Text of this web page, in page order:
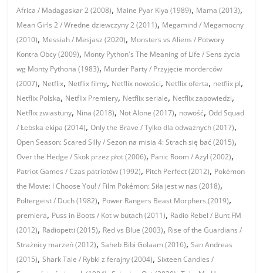
Africa / Madagaskar 2 (2008), Maine Pyar Kiya (1989), Mama (2013),
Mean Girls 2 / Wredne dziewczyny 2 (2011), Megamind / Megamocny
(2010), Messiah / Mesjasz (2020), Monsters vs Aliens / Potwory
Kontra Obcy (2009), Monty Python's The Meaning of Life / Sens życia
wg Monty Pythona (1983), Murder Party / Przyjęcie morderców
(2007), Netflix, Netflix filmy, Netflix nowości, Netflix oferta, netflix pl,
Netflix Polska, Netflix Premiery, Netflix seriale, Netflix zapowiedzi,
Netflix zwiastuny, Nina (2018), Not Alone (2017), nowość,Odd Squad
/ Łebska ekipa (2014),Only the Brave / Tylko dla odważnych (2017),
Open Season: Scared Silly / Sezon na misia 4: Strach się bać (2015),
Over the Hedge / Skok przez płot (2006), Panic Room / Azyl (2002),
Patriot Games / Czas patriotów (1992), Pitch Perfect (2012), Pokémon
the Movie: I Choose You! / Film Pokémon: Siła jest w nas (2018),
Poltergeist / Duch (1982), Power Rangers Beast Morphers (2019),
premiera, Puss in Boots / Kot w butach (2011), Radio Rebel / Bunt FM
(2012), Radiopetti (2015), Red vs Blue (2003), Rise of the Guardians /
Strażnicy marzeń (2012),Saheb Bibi Golaam (2016),San Andreas
(2015),Shark Tale / Rybki z ferajny (2004),Sixteen Candles /